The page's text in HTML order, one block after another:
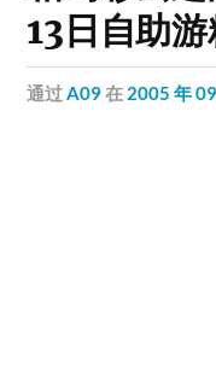
13日自助
通过A09在 2005 年